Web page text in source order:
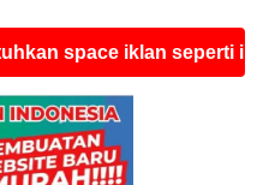
iklan seperti ini silahkan